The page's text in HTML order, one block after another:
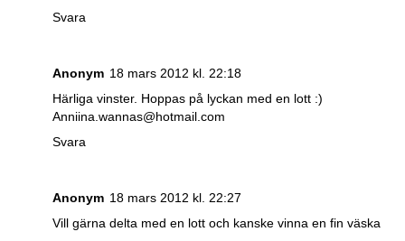
Svara
Anonym 18 mars 2012 kl. 22:18
Härliga vinster. Hoppas på lyckan med en lott :)
Anniina.wannas@hotmail.com
Svara
Anonym 18 mars 2012 kl. 22:27
Vill gärna delta med en lott och kanske vinna en fin väska